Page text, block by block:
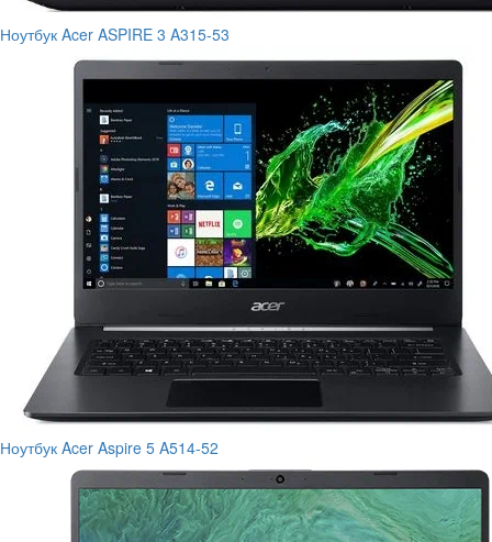
Ноутбук Acer ASPIRE 3 A315-53
Ноутбук Acer Aspire 5 A514-52